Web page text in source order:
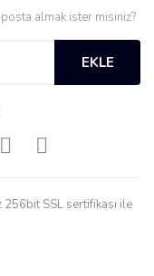
almak ister misiniz?
EKLE
256bit SSL sertifikası ile